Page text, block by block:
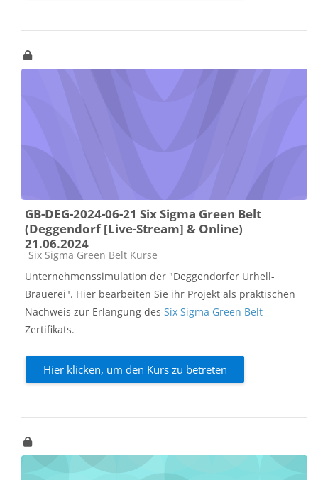
GB-DEG-2024-06-21 Six Sigma Green Belt
(Deggendorf [Live-Stream] & Online)
21.06.2024
Kursbereich
Six Sigma Green Belt Kurse
Unternehmenssimulation der "Deggendorfer Urhell-
Brauerei". Hier bearbeiten Sie ihr Projekt als praktischen
Nachweis zur Erlangung des Six Sigma Green Belt
Zertifikats.
Hier klicken, um den Kurs zu betreten